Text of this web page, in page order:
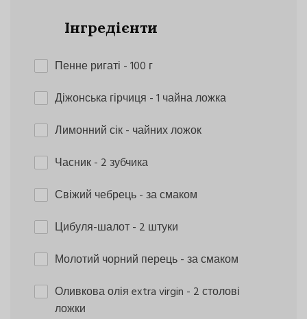
Інгредієнти
Пенне ригаті - 100 г
Діжонська гірчиця - 1 чайна ложка
Лимонний сік- чайних ложок
Часник- 2 зубчика
Свіжий чебрець- за смаком
Цибуля-шалот- 2 штуки
Молотий чорний перець- за смаком
Оливкова олія extra virgin - 2 столові
ложки